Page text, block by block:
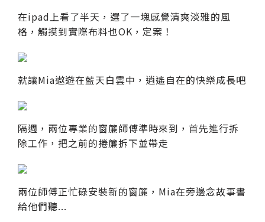
在ipad上看了半天，選了一塊感覺清爽淡雅的風
格，觸摸到實際布料也OK，定案！
就讓Mia遨遊在藍天白雲中，逍遙自在的快樂成長吧
隔週，兩位專業的窗簾師傅準時來到，首先進行拆
除工作，把之前的捲簾拆下並帶走
兩位師傅正忙碌安裝新的窗簾，Mia在旁邊念故事書
給他們聽...